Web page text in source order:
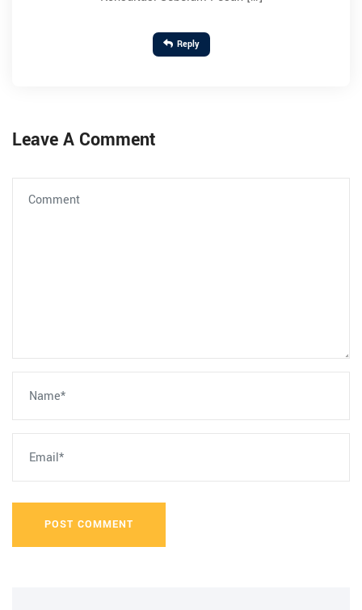
Reply
Leave A Comment
POST COMMENT